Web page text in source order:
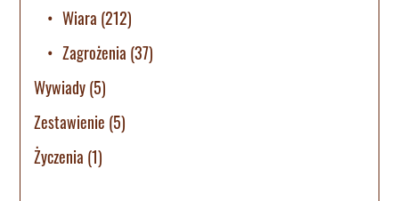
Wiara (212)
Zagrożenia (37)
Wywiady(5)
Zestawienie (5)
Życzenia (1)